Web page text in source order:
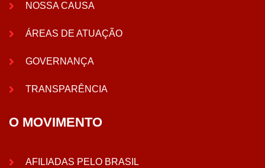
NOSSA CAUSA
ÁREAS DE ATUAÇÃO
GOVERNANÇA
TRANSPARÊNCIA
O MOVIMENTO
AFILIADAS PELO BRASIL